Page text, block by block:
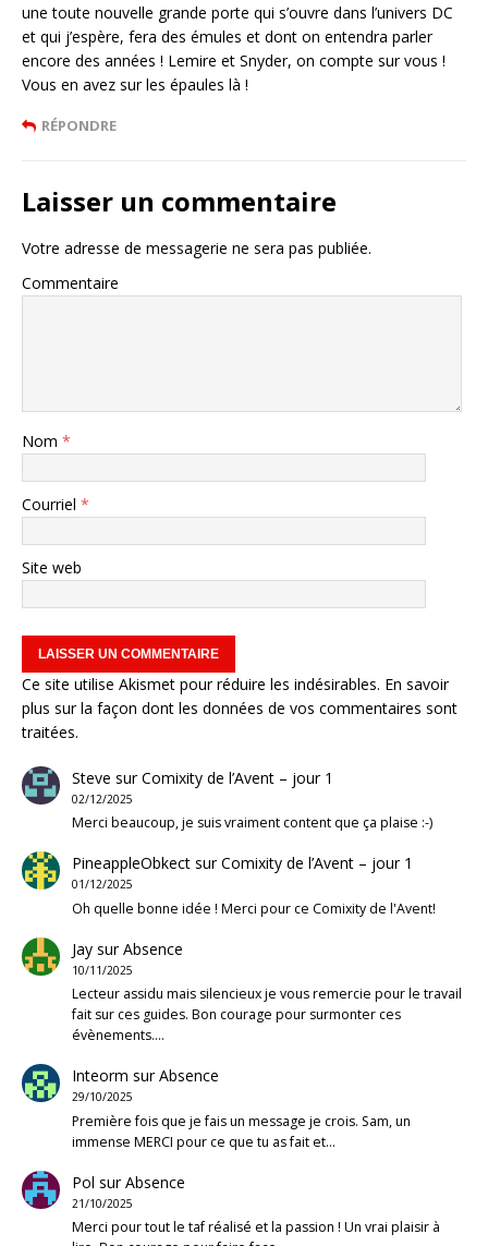
une toute nouvelle grande porte qui s’ouvre dans l’univers DC
et qui j’espère, fera des émules et dont on entendra parler
encore des années ! Lemire et Snyder, on compte sur vous !
Vous en avez sur les épaules là !
RÉPONDRE
Laisser un commentaire
Votre adresse de messagerie ne sera pas publiée.
Commentaire
Nom *
Courriel *
Site web
Ce site utilise Akismet pour réduire les indésirables. En savoir
plus sur la façon dont les données de vos commentaires sont
traitées.
Steve surComixity de l’Avent – jour 1
02/12/2025
Merci beaucoup, je suis vraiment content que ça plaise :-)
PineappleObkectsurComixity de l’Avent – jour 1
01/12/2025
Oh quelle bonne idée ! Merci pour ce Comixity de l'Avent!
JaysurAbsence
10/11/2025
Lecteur assidu mais silencieux je vous remercie pour le travail
fait sur ces guides. Bon courage pour surmonter ces
évènements.…
Inteorm surAbsence
29/10/2025
Première fois que je fais un message je crois. Sam, un
immense MERCI pour ce que tu as fait et…
Pol surAbsence
21/10/2025
Merci pour tout le taf réalisé et la passion ! Un vrai plaisir à